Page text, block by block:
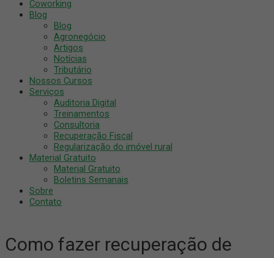
Coworking
Blog
Blog
Agronegócio
Artigos
Notícias
Tributário
Nossos Cursos
Serviços
Auditoria Digital
Treinamentos
Consultoria
Recuperação Fiscal
Regularização do imóvel rural
Material Gratuito
Material Gratuito
Boletins Semanais
Sobre
Contato
Como fazer recuperação de